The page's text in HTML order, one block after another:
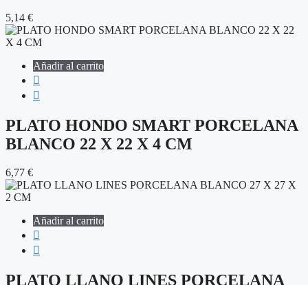
5,14 €
Añadir al carrito
PLATO HONDO SMART PORCELANA
BLANCO 22 X 22 X 4 CM
6,77 €
Añadir al carrito
PLATO LLANO LINES PORCELANA